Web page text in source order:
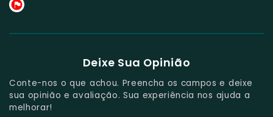
Deixe Sua Opinião
Conte-nos o que achou. Preencha os campos e deixe
sua opinião e avaliação. Sua experiência nos ajuda a
melhorar!